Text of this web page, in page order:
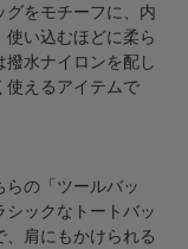
をモチーフに、内
い込むほどに柔ら
水ナイロンを配し
使えるアイテムで
の「ツールバッ
ックなトートバッ
肩にもかけられる